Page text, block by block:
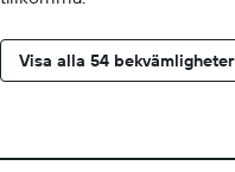
Visa alla 54 bekvämligheter